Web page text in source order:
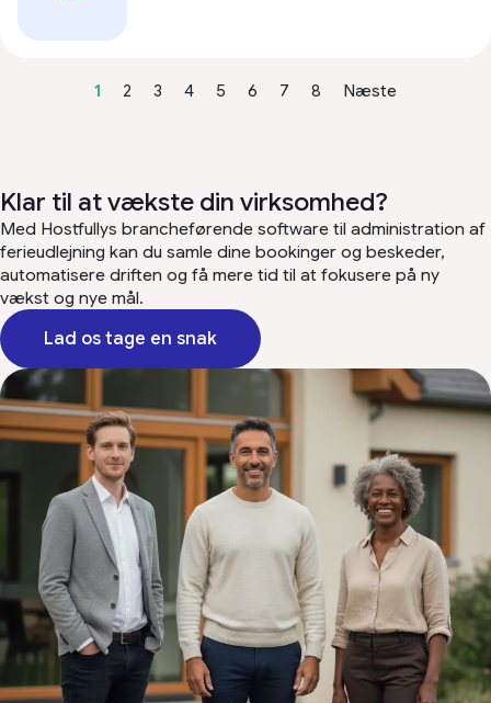
1 2 3 4 5 6 7 8 Næste
Klar til at vækste din virksomhed?
Med Hostfullys brancheførende software til administration af
ferieudlejning kan du samle dine bookinger og beskeder,
automatisere driften og få mere tid til at fokusere på ny
vækst og nye mål.
Lad os tage en snak